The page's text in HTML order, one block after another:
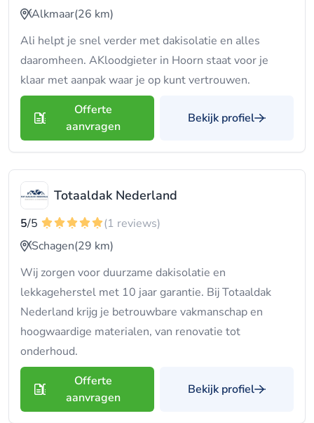
Alkmaar(26 km)
Ali helpt je snel verder met dakisolatie en alles
daaromheen. AKloodgieter in Hoorn staat voor je
klaar met aanpak waar je op kunt vertrouwen.
Offerte
aanvragen
Bekijk profiel
Totaaldak Nederland
5/5
(1 reviews)
Schagen(29 km)
Wij zorgen voor duurzame dakisolatie en
lekkageherstel met 10 jaar garantie. Bij Totaaldak
Nederland krijg je betrouwbare vakmanschap en
hoogwaardige materialen, van renovatie tot
onderhoud.
Offerte
aanvragen
Bekijk profiel